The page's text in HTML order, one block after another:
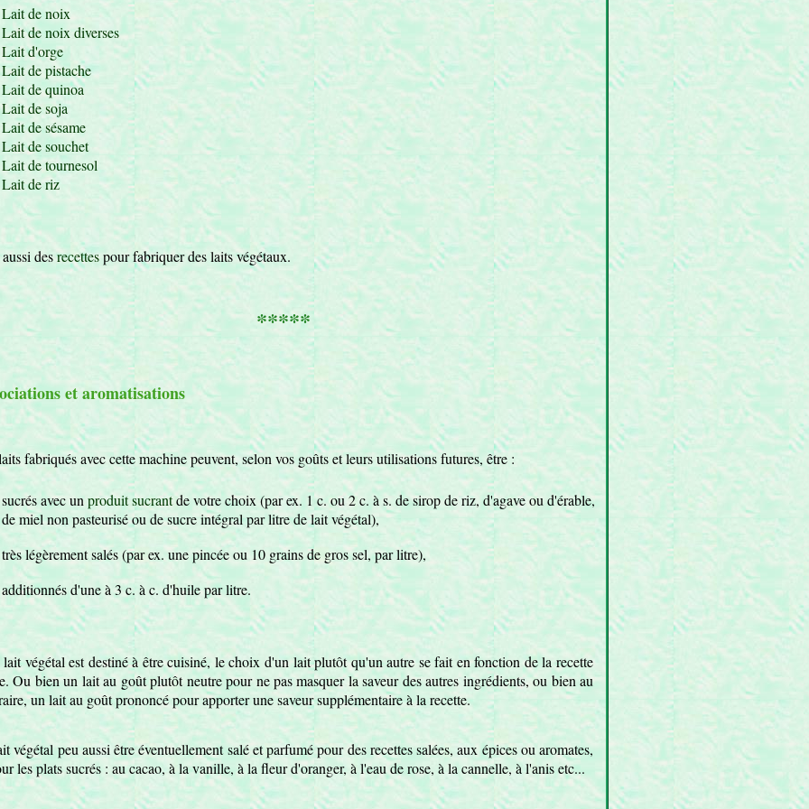
Lait de noix
Lait de noix diverses
Lait d'orge
Lait de pistache
Lait de quinoa
Lait de soja
Lait de sésame
Lait de souchet
Lait de tournesol
Lait de riz
desrecettespour fabriquer des laits végétaux.
*****
et aromatisations
fabriqués avec cette machine peuvent, selon vos goûts et leurs utilisations futures, être :
sucrés avec unproduit sucrantde votre choix (par ex. 1 c. ou 2 c. à s. de sirop de riz, d'agave ou d'érable,
de miel non pasteurisé ou de sucre intégral par litre de lait végétal),
très légèrement salés (par ex. une pincée ou 10 grains de gros sel, par litre),
additionnés d'une à 3 c. à c. d'huile par litre.
végétal est destiné à être cuisiné, le choix d'un lait plutôt qu'un autre se fait en fonction de la recette
Ou bien un lait au goût plutôt neutre pour ne pas masquer la saveur des autres ingrédients, ou bien au
un lait au goût prononcé pour apporter une saveur supplémentaire à la recette.
végétal peu aussi être éventuellement salé et parfumé pour des recettes salées, aux épices ou aromates,
les plats sucrés : au cacao, à la vanille, à la fleur d'oranger, à l'eau de rose, à la cannelle, à l'anis etc...